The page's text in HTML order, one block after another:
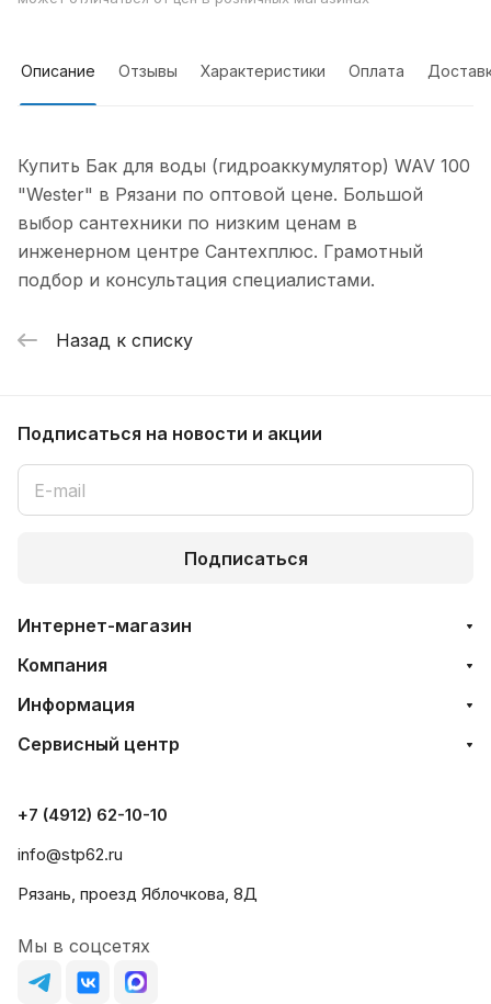
Описание Отзывы Характеристики Оплата
Купить Бак для воды (гидроаккумулятор) WAV 100
"Wester" в Рязани по оптовой цене. Большой
выбор сантехники по низким ценам в
инженерном центре Сантехплюс. Грамотный
подбор и консультация специалистами.
Назад к списку
Подписаться на новости и акции
Подписаться
Интернет-магазин
Компания
Информация
Сервисный центр
+7 (4912) 62-10-10
info@stp62.ru
Рязань, проезд Яблочкова, 8Д
Мы в соцсетях